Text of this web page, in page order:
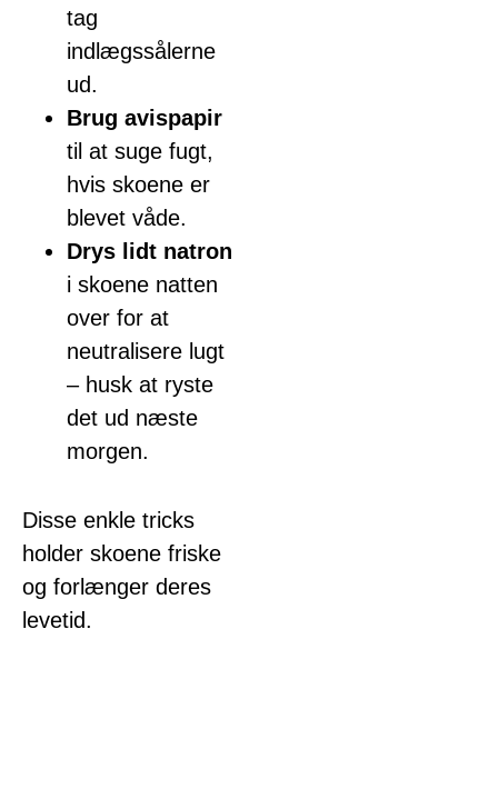
tag
indlægssålerne
ud.
Brug avispapir
til at suge fugt,
hvis skoene er
blevet våde.
Drys lidt natron
i skoene natten
over for at
neutralisere lugt
– husk at ryste
det ud næste
morgen.
Disse enkle tricks
holder skoene friske
og forlænger deres
levetid.